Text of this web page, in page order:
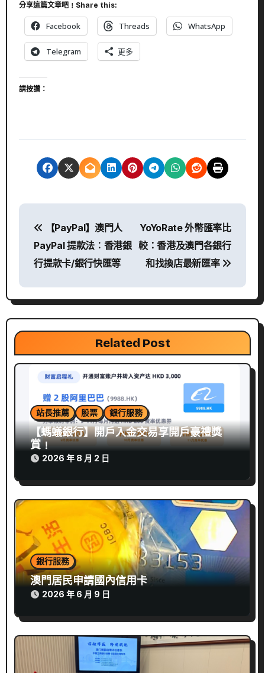
分享這篇文章吧﹗Share this:
Facebook Threads WhatsApp
Telegram 更多
請按讚：
章
導
覽
【PayPal】澳門人
PayPal 提款法︰香港銀
行提款卡/銀行快匯等
YoYoRate 外幣匯率比
較：香港及澳門各銀行
和找換店最新匯率
Related Post
站長推薦 股票 銀行服務
【螞蟻銀行】開戶入金交易享開戶豪禮獎
賞﹗
2026 年 8 月 2 日
銀行服務
澳門居民申請國內信用卡
2026 年 6 月 9 日